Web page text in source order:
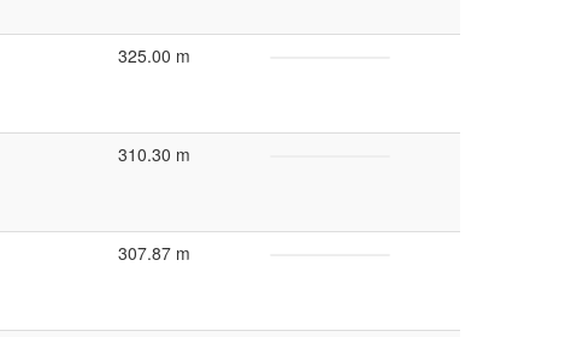
325.00 m
310.30 m
307.87 m